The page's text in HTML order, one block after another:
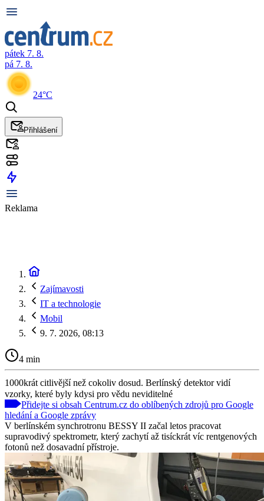
pátek 7. 8.
pá 7. 8.
24°C
Přihlášení
Reklama
Zajímavosti
IT a technologie
Mobil
9. 7. 2026, 08:13
4 min
1000krát citlivější než cokoliv dosud. Berlínský detektor vidí
vzorky, které byly kdysi pro vědu neviditelné
Přidejte si obsah Centrum.cz do oblíbených zdrojů pro Google
hledání a Google zprávy
V berlínském synchrotronu BESSY II začal letos pracovat
supravodivý spektrometr, který zachytí až tisíckrát víc rentgenových
fotonů než dosavadní přístroje.